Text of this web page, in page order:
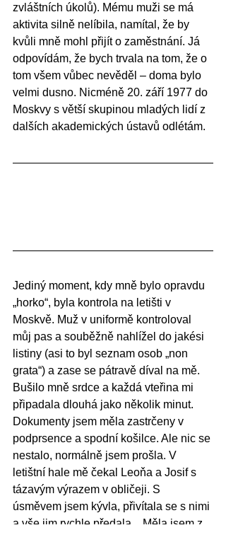
zvláštních úkolů). Mému muži se má
aktivita silně nelíbila, namítal, že by
kvůli mně mohl přijít o zaměstnání. Já
odpovídám, že bych trvala na tom, že o
tom všem vůbec nevěděl – doma bylo
velmi dusno. Nicméně 20. září 1977 do
Moskvy s větší skupinou mladých lidí z
dalších akademických ústavů odlétám.
Jediný moment, kdy mně bylo opravdu
„horko“, byla kontrola na letišti v
Moskvě. Muž v uniformě kontroloval
můj pas a souběžně nahlížel do jakési
listiny (asi to byl seznam osob „non
grata“) a zase se pátravě díval na mě.
Bušilo mně srdce a každá vteřina mi
připadala dlouhá jako několik minut.
Dokumenty jsem měla zastrčeny v
podprsence a spodní košilce. Ale nic se
nestalo, normálně jsem prošla. V
letištní hale mě čekal Leoňa a Josif s
tázavým výrazem v obličeji. S
úsměvem jsem kývla, přivítala se s nimi
a vše jim rychle předala... Měla jsem z